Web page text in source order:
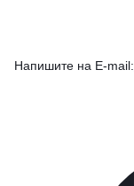
Напишите на E-mail: